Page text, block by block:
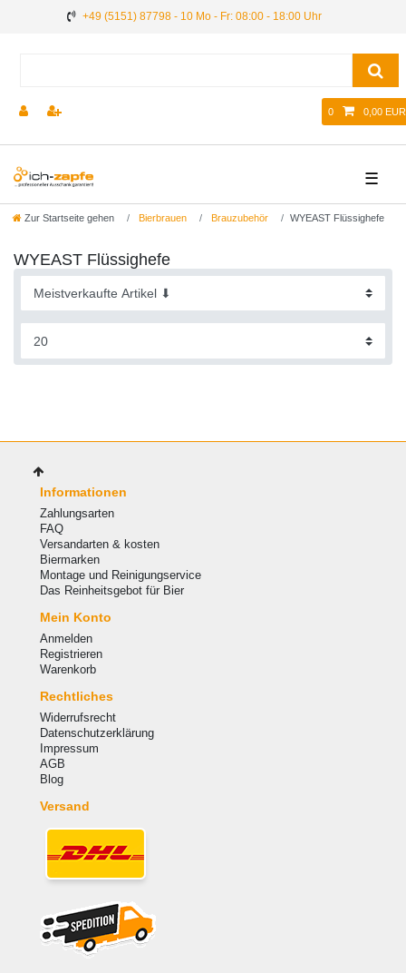
+49 (5151) 87798 - 10 Mo - Fr: 08:00 - 18:00 Uhr
0 0,00 EUR
☰
Zur Startseite gehen Bierbrauen Brauzubehör WYEAST Flüssighefe
WYEAST Flüssighefe
Informationen
Zahlungsarten
FAQ
Versandarten & kosten
Biermarken
Montage und Reinigungservice
Das Reinheitsgebot für Bier
Mein Konto
Anmelden
Registrieren
Warenkorb
Rechtliches
Widerrufsrecht
Datenschutzerklärung
Impressum
AGB
Blog
Versand